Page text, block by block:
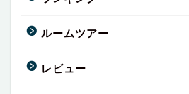
ルームツアー
レビュー